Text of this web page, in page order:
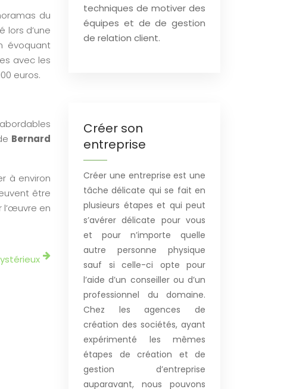
du
lors d’une
évoquant
avec les
euros.
Bernard
à environ
être
l’œuvre en
techniques de motiver des
équipes et de de gestion
de relation client.
Créer son
entreprise
Créer une entreprise est une
tâche délicate qui se fait en
plusieurs étapes et qui peut
s’avérer délicate pour vous
et pour n’importe quelle
autre personne physique
sauf si celle-ci opte pour
l’aide d’un conseiller ou d’un
professionnel du domaine.
Chez les agences de
création des sociétés, ayant
expérimenté les mêmes
étapes de création et de
gestion d’entreprise
auparavant, nous pouvons